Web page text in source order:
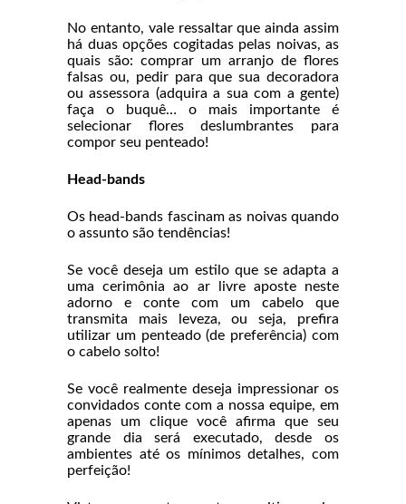
No entanto, vale ressaltar que ainda assim
há duas opções cogitadas pelas noivas, as
quais são: comprar um arranjo de flores
falsas ou, pedir para que sua decoradora
ou assessora (adquira a sua com a gente)
faça o buquê… o mais importante é
selecionar flores deslumbrantes para
compor seu penteado!
Head-bands
Os head-bands fascinam as noivas quando
o assunto são tendências!
Se você deseja um estilo que se adapta a
uma cerimônia ao ar livre aposte neste
adorno e conte com um cabelo que
transmita mais leveza, ou seja, prefira
utilizar um penteado (de preferência) com
o cabelo solto!
Se você realmente deseja impressionar os
convidados conte com a nossa equipe, em
apenas um clique você afirma que seu
grande dia será executado, desde os
ambientes até os mínimos detalhes, com
perfeição!